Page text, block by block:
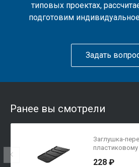
типовых проектах,
подготовим
Задать
Ранее вы смотрели
Заглушка-
пластиковому
228 ₽